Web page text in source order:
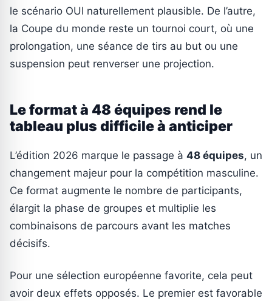
le scénario OUI naturellement plausible. De l’autre,
la Coupe du monde reste un tournoi court, où une
prolongation, une séance de tirs au but ou une
suspension peut renverser une projection.
Le format à 48 équipes rend le
tableau plus difficile à anticiper
L’édition 2026 marque le passage à 48 équipes, un
changement majeur pour la compétition masculine.
Ce format augmente le nombre de participants,
élargit la phase de groupes et multiplie les
combinaisons de parcours avant les matches
décisifs.
Pour une sélection européenne favorite, cela peut
avoir deux effets opposés. Le premier est favorable